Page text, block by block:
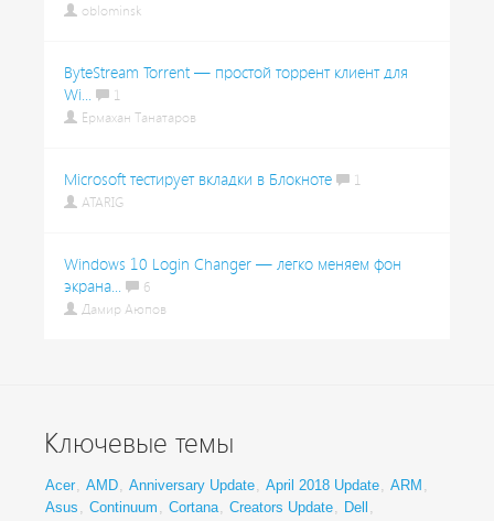
oblominsk
ByteStream Torrent — простой торрент клиент для
Wi...
1
Ермахан Танатаров
Microsoft тестирует вкладки в Блокноте
1
ATARIG
Windows 10 Login Changer — легко меняем фон
экрана...
6
Дамир Аюпов
Ключевые темы
Acer, AMD, Anniversary Update, April 2018 Update, ARM ,
Asus , Continuum , Cortana, Creators Update, Dell ,